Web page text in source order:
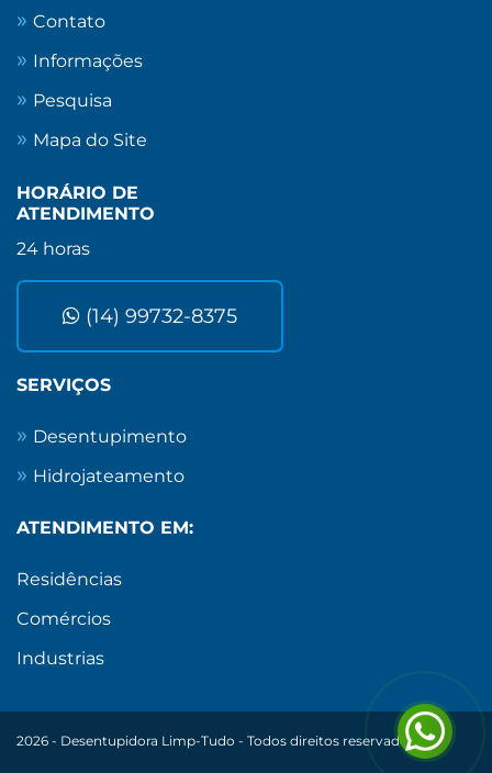
Contato
Informações
Pesquisa
Mapa do Site
HORÁRIO DE
ATENDIMENTO
24 horas
(14) 99732-8375
SERVIÇOS
Desentupimento
Hidrojateamento
ATENDIMENTO EM:
Residências
Comércios
Industrias
2026 - Desentupidora Limp-Tudo - Todos direitos reservados.